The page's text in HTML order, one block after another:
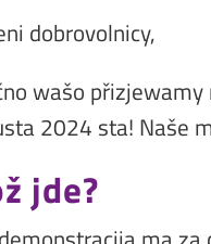
dobrovolnicy,
wašo
2024 sta! Naše
jde?